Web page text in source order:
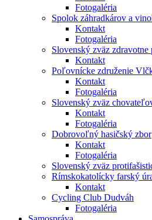
Fotogaléria
Spolok záhradkárov a
Kontakt
Fotogaléria
Slovenský zväz zdravotne
Kontakt
Poľovnícke združenie
Kontakt
Fotogaléria
Slovenský zväz
Kontakt
Fotogaléria
Dobrovoľný hasičský zbor
Kontakt
Fotogaléria
Slovenský zväz
Rímskokatolícky farský
Kontakt
Cycling Club Dudváh
Fotogaléria